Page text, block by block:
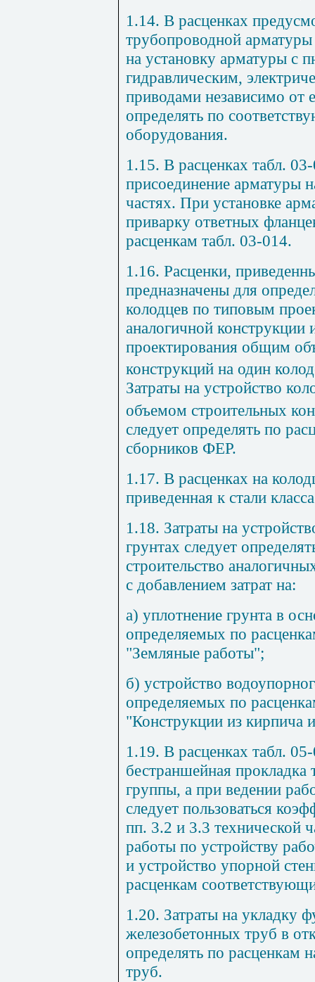
1.14. В расценках
трубопроводной
на установку арматуры с
гидравлическим,
приводами независимо от
определять по
оборудования.
1.15. В расценках табл.
присоединение арматуры
частях. При установке
приварку ответных
расценкам табл. 03-014.
1.16. Расценки,
предназначены для
колодцев по типовым
аналогичной конструкции
проектирования общим
конструкций на один
Затраты на устройство
объемом строительных
следует определять по
сборников ФЕР.
1.17. В расценках на
приведенная к стали
1.18. Затраты на
грунтах следует
строительство
с добавлением затрат на:
а) уплотнение грунта в
определяемых по
"Земляные работы";
б) устройство
определяемых по
"Конструкции из кирпича
1.19. В расценках табл.
бестраншейная
группы, а при ведении
следует пользоваться
пп. 3.2 и 3.3 технической
работы по устройству
и устройство упорной
расценкам
1.20. Затраты на укладку
железобетонных труб в
определять по расценкам
труб.